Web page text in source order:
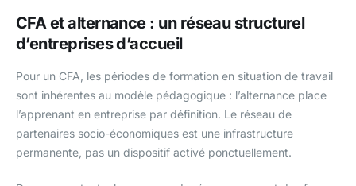
CFA et alternance : un réseau structurel
d’entreprises d’accueil
Pour un CFA, les périodes de formation en situation de travail
sont inhérentes au modèle pédagogique : l’alternance place
l’apprenant en entreprise par définition. Le réseau de
partenaires socio-économiques est une infrastructure
permanente, pas un dispositif activé ponctuellement.